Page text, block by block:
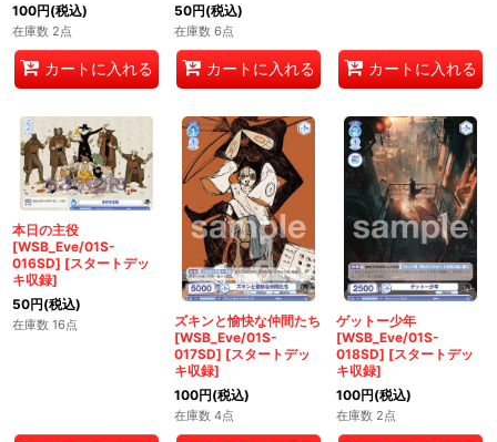
100円(税込)
在庫数 2点
カートに入れる
50円(税込)
在庫数 6点
カートに入れる カートに入れる
本日の主役
[WSB_Eve/01S-
016SD] [スタートデッ
キ収録]
50円(税込)
在庫数 16点
ズキンと愉快な仲間たち
[WSB_Eve/01S-
017SD] [スタートデッ
キ収録]
100円(税込)
在庫数 4点
ゲットー少年
[WSB_Eve/01S-
018SD] [スタートデッ
キ収録]
100円(税込)
在庫数 2点